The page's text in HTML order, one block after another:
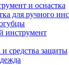
и оснастка
для ручного
инструмент
средства защиты